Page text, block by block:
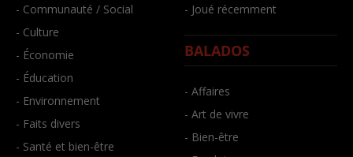
- Communauté / Social
- Culture
- Économie
- Éducation
- Environnement
- Faits divers
- Santé et bien-être
- Joué récemment
BALADOS
- Affaires
- Art de vivre
- Bien-être